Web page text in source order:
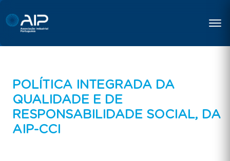
POLÍTICA INTEGRADA DA
QUALIDADE E DE
RESPONSABILIDADE SOCIAL, DA
AIP-CCI